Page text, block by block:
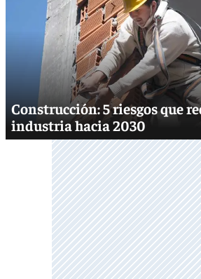
Construcción: 5 riesgos que
industria hacia 2030